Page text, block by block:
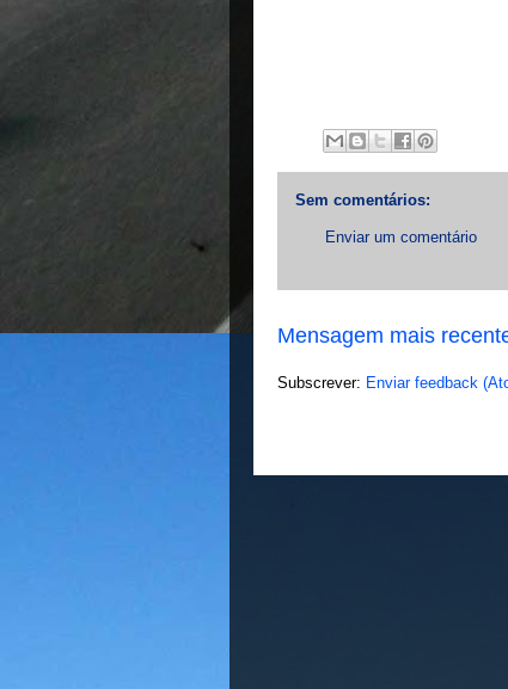
Sem comentários:
Enviar um comentário
Mensagem mais
Subscrever: Enviar feedback